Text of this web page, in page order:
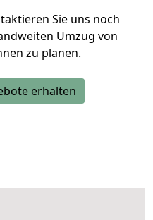
Sie uns noch
Umzug von
zu planen.
erhalten